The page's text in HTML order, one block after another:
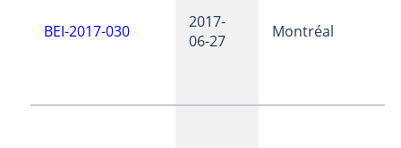
BEI-2017-030
2017-
06-27
Montréal